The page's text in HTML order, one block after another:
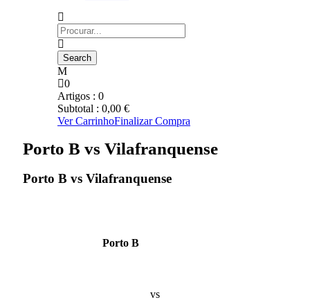
0
Artigos : 0
Subtotal : 0,00 €
Ver CarrinhoFinalizar Compra
Porto B vs Vilafranquense
Porto B vs Vilafranquense
Porto B
vs